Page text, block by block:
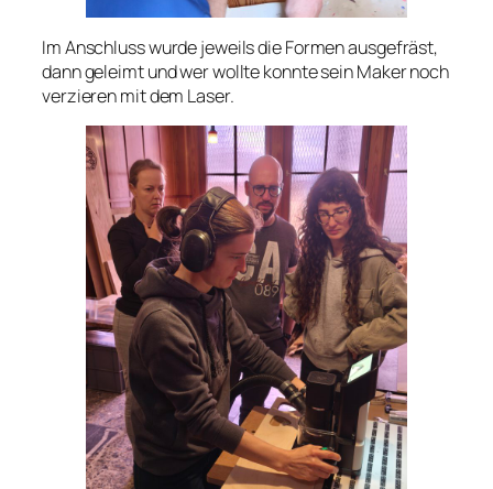
Im Anschluss wurde jeweils die Formen ausgefräst,
dann geleimt und wer wollte konnte sein Maker noch
verzieren mit dem Laser.